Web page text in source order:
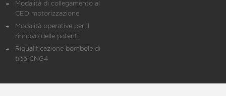
Modalità di collegamento al
CED motorizzazione
Modalità operative per il
rinnovo delle patenti
Riqualificazione bombole di
tipo CNG4